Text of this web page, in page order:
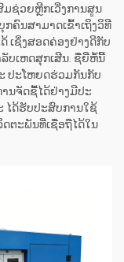
ມຊ່ວຍຫຼີກເວີ່ງການສູນ
ກຄົນສາມາດເຂົ້າເຖິງວິທີ
ເຊິ່ງສອດຄ່ອງຢ່າງດີກັບ
ບເຫດສຸກເສີນ. ຊື່ຍີ່ຫໍ້ນີ້
ປະໂຫຍດຮ່ວມກັນກັບ
ນຈັດຊື້ໄດ້ຢ່າງມີປະ
ໄດ້ຮັບປະສົບການໃຊ້
ຕະພັນທີ່ເຊື່ອຖືໄດ້ໃນ